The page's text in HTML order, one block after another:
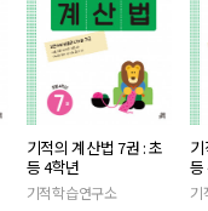
기적의 계산법 7권 : 초
등 4학년
기적학습연구소
등
기